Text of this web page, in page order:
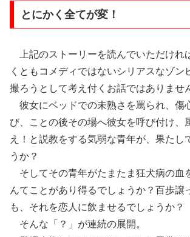
とにかく全てが変！
上記のストーリーを読んでいただけれ
くともコメディではないシリアスなゾン
撮ろうとして考え付くお話ではありませ
彼女にベッドでの未熟さを罵られ、傷
び、ことの後その場へ彼女を呼び付け、
え！と説教をする気弱な青年が、果たし
うか？
そしてその青年がたまたま狂犬病の血
んてことがあり得るでしょうか？百歩譲
も、それを恋人に飲ませるでしょうか？
そんな「？」が連続の展開。